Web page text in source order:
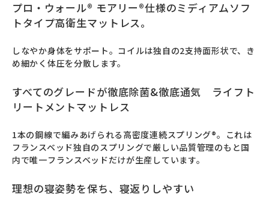
プロ・ウォール® モアリー®仕様のミディアムソフ
トタイプ高衛生マットレス。
しなやか身体をサポート。コイルは独自の2支持面形状で、き
め細かく体圧を分散します。
すべてのグレードが徹底除菌&徹底通気 ライフト
リートメントマットレス
1本の鋼線で編みあげられる高密度連続スプリング®。これは
フランスベッド独自のスプリングで厳しい品質管理のもと国
内で唯一フランスベッドだけが生産しています。
理想の寝姿勢を保ち、寝返りしやすい